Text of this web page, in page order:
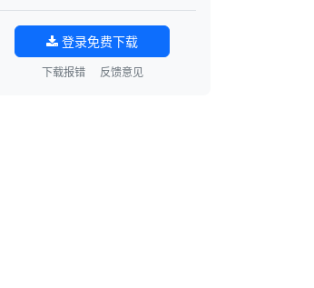
登录免费下载
下载报错 反馈意见